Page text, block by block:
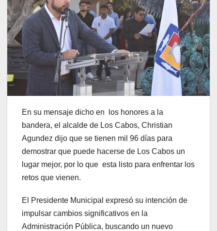
En su mensaje dicho en los honores a la
bandera, el alcalde de Los Cabos, Christian
Agundez dijo que se tienen mil 96 días para
demostrar que puede hacerse de Los Cabos un
lugar mejor, por lo que esta listo para enfrentar los
retos que vienen.
El Presidente Municipal expresó su intención de
impulsar cambios significativos en la
Administración Pública, buscando un nuevo